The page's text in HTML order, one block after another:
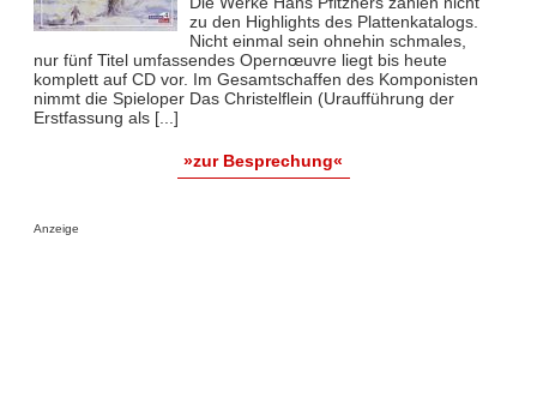
zu den Highlights des Plattenkatalogs.
Nicht einmal sein ohnehin schmales,
nur fünf Titel umfassendes Opernœuvre liegt bis heute
komplett auf CD vor. Im Gesamtschaffen des Komponisten
nimmt die Spieloper Das Christelflein (Uraufführung der
Erstfassung als [...]
»zur Besprechung«
Anzeige